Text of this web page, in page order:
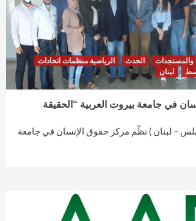
والمستجدات الحدث
الرياضية منظمات اتحادات
لبنان
في جامعة بيروت العربية “الحقيقة
– لبنان ) نظّم مركز حقوق الإنسان في جامعة